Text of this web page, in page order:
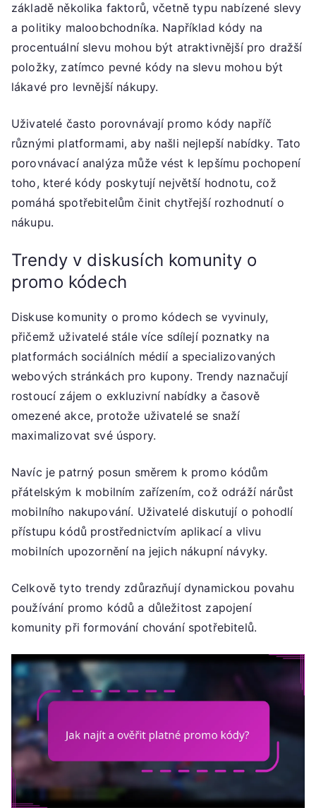
základě několika faktorů, včetně typu nabízené slevy
a politiky maloobchodníka. Například kódy na
procentuální slevu mohou být atraktivnější pro dražší
položky, zatímco pevné kódy na slevu mohou být
lákavé pro levnější nákupy.
Uživatelé často porovnávají promo kódy napříč
různými platformami, aby našli nejlepší nabídky. Tato
porovnávací analýza může vést k lepšímu pochopení
toho, které kódy poskytují největší hodnotu, což
pomáhá spotřebitelům činit chytřejší rozhodnutí o
nákupu.
Trendy v diskusích komunity o
promo kódech
Diskuse komunity o promo kódech se vyvinuly,
přičemž uživatelé stále více sdílejí poznatky na
platformách sociálních médií a specializovaných
webových stránkách pro kupony. Trendy naznačují
rostoucí zájem o exkluzivní nabídky a časově
omezené akce, protože uživatelé se snaží
maximalizovat své úspory.
Navíc je patrný posun směrem k promo kódům
přátelským k mobilním zařízením, což odráží nárůst
mobilního nakupování. Uživatelé diskutují o pohodlí
přístupu kódů prostřednictvím aplikací a vlivu
mobilních upozornění na jejich nákupní návyky.
Celkově tyto trendy zdůrazňují dynamickou povahu
používání promo kódů a důležitost zapojení
komunity při formování chování spotřebitelů.